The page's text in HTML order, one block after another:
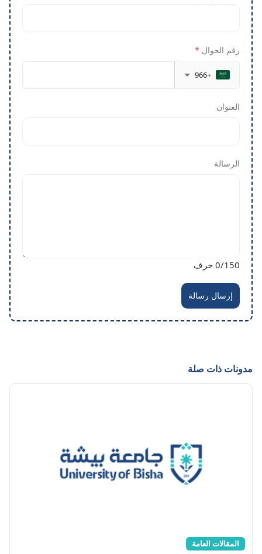
رقم الجوال *
+966
العنوان
الرسالة
0/150 حرف
إرسال رسالة
مدونات ذات صلة
المقالات العامة